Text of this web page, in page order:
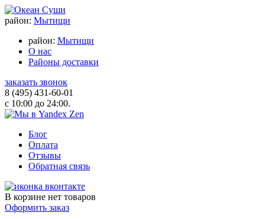
район: Мытищи
район: Мытищи
О нас
Районы доставки
заказать звонок
8 (495) 431-60-01
с 10:00 до 24:00.
Блог
Оплата
Отзывы
Обратная связь
В корзине нет товаров
Оформить заказ